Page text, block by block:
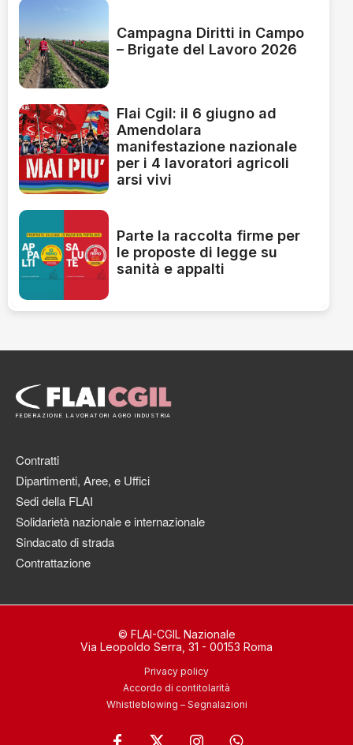
Campagna Diritti in Campo
– Brigate del Lavoro 2026
Flai Cgil: il 6 giugno ad
Amendolara
manifestazione nazionale
per i 4 lavoratori agricoli
arsi vivi
Parte la raccolta firme per
le proposte di legge su
sanità e appalti
FEDERAZIONE LAVORATORI AGRO INDUSTRIA
Contratti
Dipartimenti, Aree, e Uffici
Sedi della FLAI
Solidarietà nazionale e internazionale
Sindacato di strada
Contrattazione
© FLAI-CGIL Nazionale
Via Leopoldo Serra, 31 - 00153 Roma
Privacy policy
Accordo di contitolarità
Whistleblowing – Segnalazioni